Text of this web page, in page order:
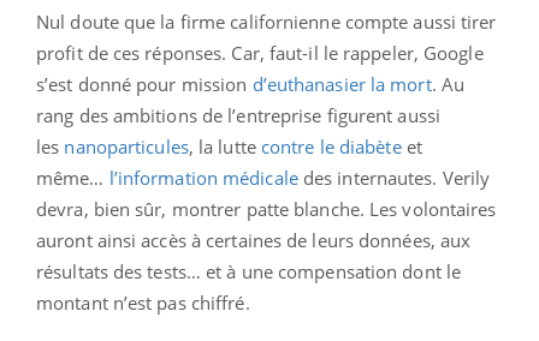
Nul doute que la firme californienne compte aussi tirer
profit de ces réponses. Car, faut-il le rappeler, Google
s’est donné pour mission d’euthanasier la mort. Au
rang des ambitions de l’entreprise figurent aussi
les nanoparticules, la lutte contre le diabèteet
même… l’information médicaledes internautes. Verily
devra, bien sûr, montrer patte blanche. Les volontaires
auront ainsi accès à certaines de leurs données, aux
résultats des tests… et à une compensation dont le
montant n’est pas chiffré.